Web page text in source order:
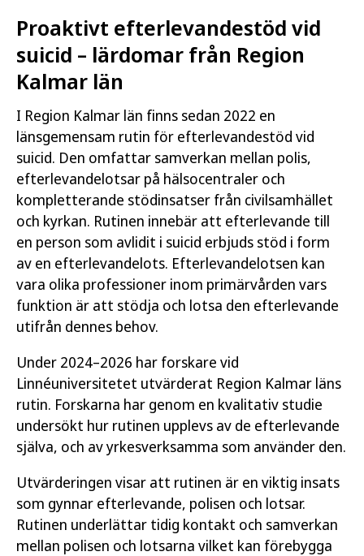
Proaktivt efterlevandestöd vid
suicid – lärdomar från Region
Kalmar län
I Region Kalmar län finns sedan 2022 en
länsgemensam rutin för efterlevandestöd vid
suicid. Den omfattar samverkan mellan polis,
efterlevandelotsar på hälsocentraler och
kompletterande stödinsatser från civilsamhället
och kyrkan. Rutinen innebär att efterlevande till
en person som avlidit i suicid erbjuds stöd i form
av en efterlevandelots. Efterlevandelotsen kan
vara olika professioner inom primärvården vars
funktion är att stödja och lotsa den efterlevande
utifrån dennes behov.
Under 2024–2026 har forskare vid
Linnéuniversitetet utvärderat Region Kalmar läns
rutin. Forskarna har genom en kvalitativ studie
undersökt hur rutinen upplevs av de efterlevande
själva, och av yrkesverksamma som använder den.
Utvärderingen visar att rutinen är en viktig insats
som gynnar efterlevande, polisen och lotsar.
Rutinen underlättar tidig kontakt och samverkan
mellan polisen och lotsarna vilket kan förebygga